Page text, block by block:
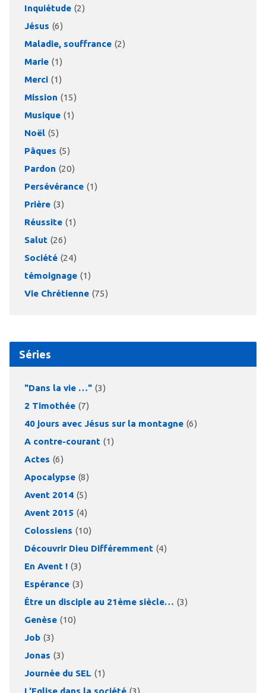
Inquiétude(2)
Jésus (6)
Maladie, souffrance(2)
Marie(1)
Merci(1)
Mission (15)
Musique(1)
Noël(5)
Pâques (5)
Pardon (20)
Persévérance(1)
Prière(3)
Réussite(1)
Salut(26)
Société(24)
témoignage(1)
Vie Chrétienne(75)
Séries
"Dans la vie …"(3)
2 Timothée(7)
40 jours avec Jésus sur la montagne(6)
A contre-courant(1)
Actes (6)
Apocalypse(8)
Avent 2014(5)
Avent 2015 (4)
Colossiens (10)
Découvrir Dieu Différemment(4)
En Avent !(3)
Espérance(3)
Être un disciple au 21ème siècle… (3)
Genèse(10)
Job(3)
Jonas (3)
Journée du SEL (1)
L'Eglise dans la société(3)